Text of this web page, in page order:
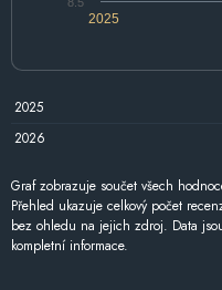
2025
2025
2026
Graf zobrazuje součet všech
Přehled ukazuje celkový počet
bez ohledu na jejich zdroj. Data
kompletní informace.